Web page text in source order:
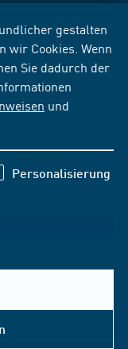
gestalten
wir Cookies. Wenn
Sie dadurch der
und
Personalisierung